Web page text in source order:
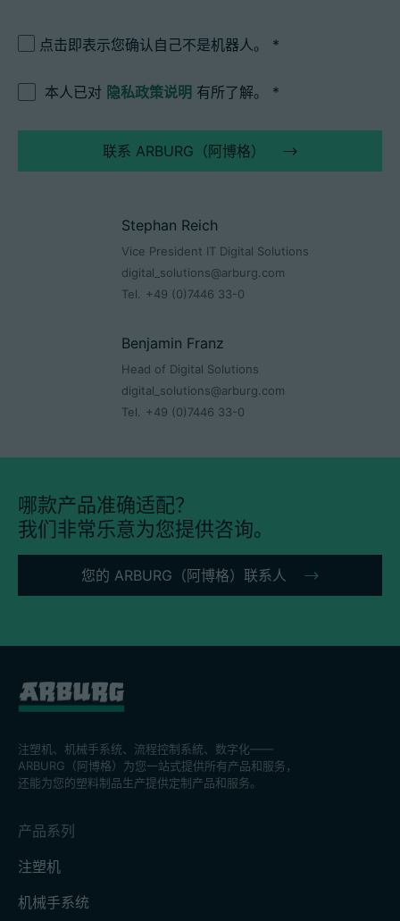
点击即表示您确认自己不是机器人。
本人已对 隐私政策说明 有所了解。 *
联系 ARBURG（阿博格）
Stephan Reich
Vice President IT Digital Solutions
digital_solutions@arburg.com
Tel.
+49 (0)7446 33-0
Benjamin Franz
Head of Digital Solutions
digital_solutions@arburg.com
Tel.
+49 (0)7446 33-0
哪款产品准确适配？
我们非常乐意为您提供咨询。
您的 ARBURG（阿博格）联系人
注塑机、机械手系统、流程控制系統、数字化——
ARBURG（阿博格）为您一站式提供所有产品和服务，
还能为您的塑料制品生产提供定制产品和服务。
产品系列
注塑机
机械手系统